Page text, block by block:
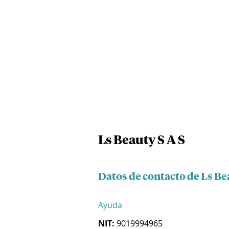
Ls Beauty S A S
Datos de contacto de Ls
Ayuda
NIT: 9019994965